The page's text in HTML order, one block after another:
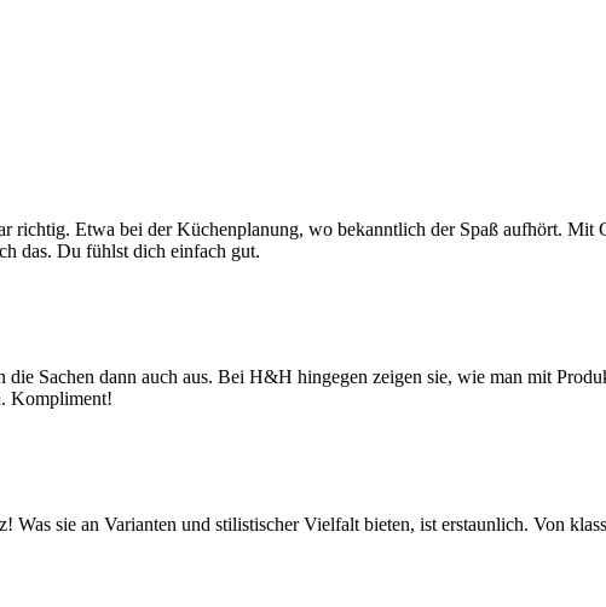
richtig. Etwa bei der Küchenplanung, wo bekanntlich der Spaß aufhört.
das. Du fühlst dich einfach gut.
Sachen dann auch aus. Bei H&H hingegen zeigen sie, wie man mit
Kompliment!
sie an Varianten und stilistischer Vielfalt bieten, ist erstaunlich. Von